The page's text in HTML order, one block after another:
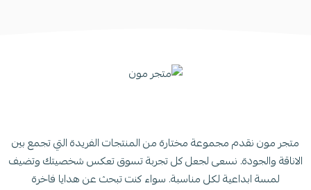
متجر مون نقدم مجموعة مختارة من المنتجات الفريدة التي تجمع بين
الاناقة والجودة. نسعى لجعل كل تجربة تسوق تعكس شخصيتك وتضيف
لمسة ابداعية لكل مناسبة. سواء كنت تبحث عن هدايا فاخرة